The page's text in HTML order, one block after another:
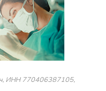
ИНН 770406387105,